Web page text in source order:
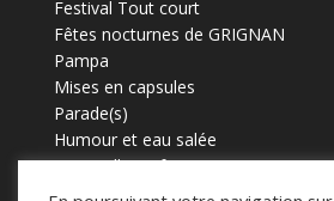
Festival Tout court
Fêtes nocturnes de GRIGNAN
Pampa
Mises en capsules
Parade(s)
Humour et eau salée
Marmaille en fugues